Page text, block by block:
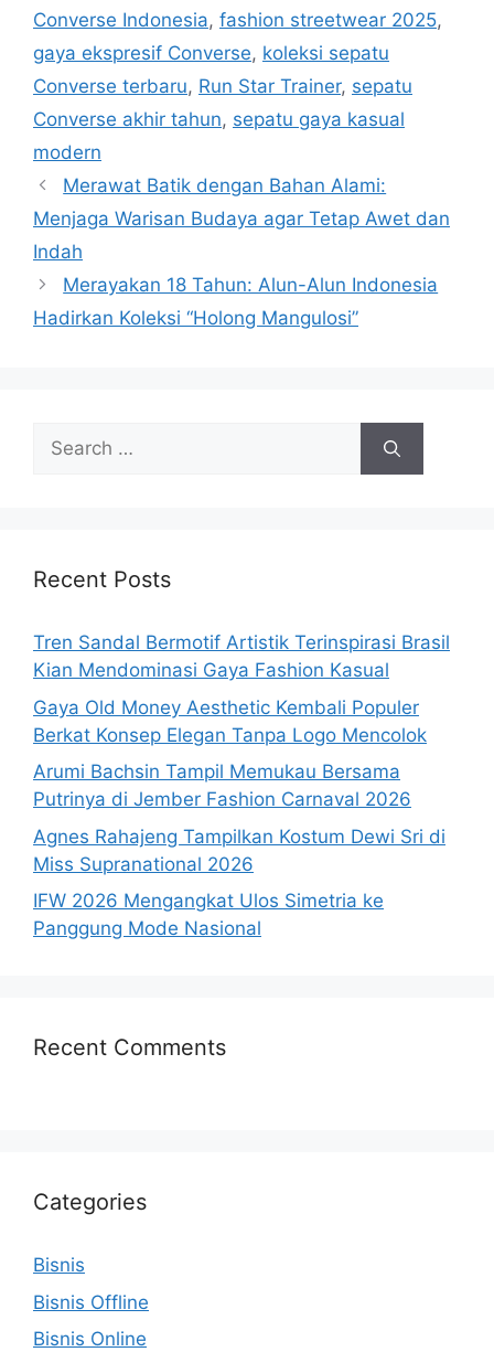
Converse Indonesia, fashion streetwear 2025,
gaya ekspresif Converse, koleksi sepatu
Converse terbaru, Run Star Trainer, sepatu
Converse akhir tahun, sepatu gaya kasual
modern
Merawat Batik dengan Bahan Alami:
Menjaga Warisan Budaya agar Tetap Awet dan
Indah
Merayakan 18 Tahun: Alun-Alun Indonesia
Hadirkan Koleksi “Holong Mangulosi”
Search
for:
Recent Posts
Tren Sandal Bermotif Artistik Terinspirasi Brasil
Kian Mendominasi Gaya Fashion Kasual
Gaya Old Money Aesthetic Kembali Populer
Berkat Konsep Elegan Tanpa Logo Mencolok
Arumi Bachsin Tampil Memukau Bersama
Putrinya di Jember Fashion Carnaval 2026
Agnes Rahajeng Tampilkan Kostum Dewi Sri di
Miss Supranational 2026
IFW 2026 Mengangkat Ulos Simetria ke
Panggung Mode Nasional
Recent Comments
Categories
Bisnis
Bisnis Offline
Bisnis Online